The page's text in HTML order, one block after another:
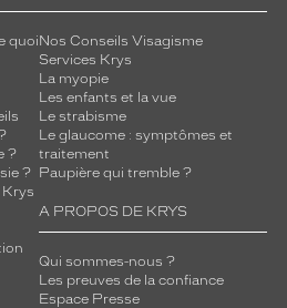
quoi
?
?
Krys
Nos Conseils Visagisme
Services Krys
La myopie
Les enfants et la vue
Le strabisme
Le glaucome : symptômes et
traitement
Paupière qui tremble ?
A PROPOS DE KRYS
Qui sommes-nous ?
Les preuves de la confiance
Espace Presse